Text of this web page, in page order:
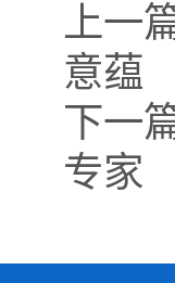
上一
意蕴
下一
专家